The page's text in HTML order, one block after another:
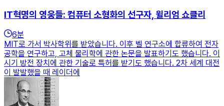
IT혁명의 영웅들: 컴퓨터 소형화의 선구자, 윌리엄 쇼클리
6분
MIT로 가서 박사학위를 받았습니다. 이후 벨 연구소에 합류하여 전자
공학을 연구하고, 고체 물리학에 관한 논문을 발표하기도 했습니다. 이
시기 방전 장치에 관한 기술로 특허를 받기도 했습니다. 2차 세계 대전
이 발발했을 때 레이더에